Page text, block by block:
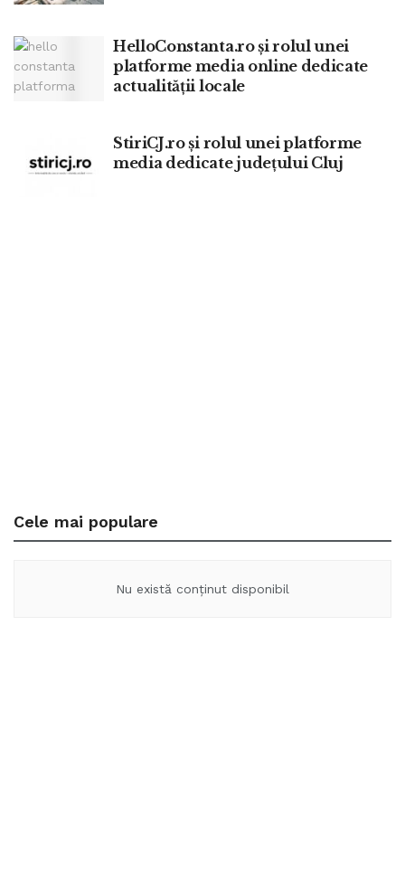
HelloConstanta.ro și rolul unei
platforme media online dedicate
actualității locale
StiriCJ.ro și rolul unei platforme
media dedicate județului Cluj
Cele mai populare
Nu există conținut disponibil